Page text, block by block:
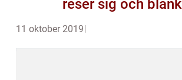
reser sig och
11 oktober 2019